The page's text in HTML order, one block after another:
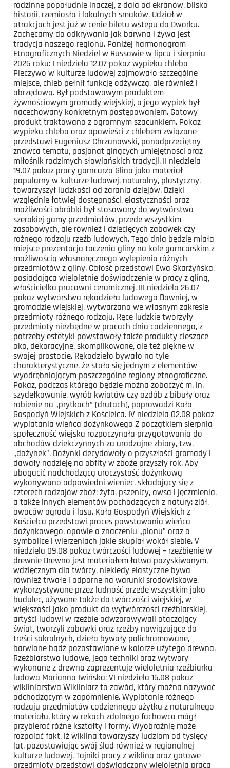
rodzinne popołudnie inaczej, z dala od ekranów, blisko
historii, rzemiosła i lokalnych smaków. Udział w
atrakcjach jest już w cenie biletu wstępu do Dworku.
Zachęcamy do odkrywania jak barwna i żywa jest
tradycja naszego regionu. Poniżej harmonogram
Etnograficznych Niedziel w Russowie w lipcu i sierpniu
2026 roku: I niedziela 12.07 pokaz wypieku chleba
Pieczywo w kulturze ludowej zajmowało szczególne
miejsce, chleb pełnił funkcję odżywczą, ale również i
obrzędową. Był podstawowym produktem
żywnościowym gromady wiejskiej, a jego wypiek był
nacechowany konkretnym postępowaniem. Gotowy
produkt traktowano z ogromnym szacunkiem. Pokaz
wypieku chleba oraz opowieści z chlebem związane
przedstawi Eugeniusz Chrzanowski, ponadprzeciętny
znawca tematu, pasjonat ginących umiejętności oraz
miłośnik rodzimych słowiańskich tradycji. II niedziela
19.07 pokaz pracy garncarza Glina jako materiał
popularny w kulturze ludowej, naturalny, plastyczny,
towarzyszył ludzkości od zarania dziejów. Dzięki
względnie łatwiej dostępności, elastyczności oraz
możliwości obróbki był stosowany do wytwórstwa
szerokiej gamy przedmiotów, przede wszystkim
zasobowych, ale również i dziecięcych zabawek czy
rożnego rodzaju rzeźb ludowych. Tego dnia będzie miała
miejsce prezentacja toczenia gliny na kole garncarskim z
możliwością własnoręcznego wylepienia różnych
przedmiotów z gliny. Całość przedstawi Ewa Skarżyńska,
posiadająca wieloletnie doświadczenie w pracy z gliną,
właścicielka pracowni ceramicznej. III niedziela 26.07
pokaz wytwórstwa rękodzieła ludowego Dawniej, w
gromadzie wiejskiej, wytwarzano we własnym zakresie
przedmioty różnego rodzaju. Ręce ludzkie tworzyły
przedmioty niezbędne w pracach dnia codziennego, z
potrzeby estetyki powstawały także produkty cieszące
oko, dekoracyjne, skomplikowane, ale też piękne w
swojej prostocie. Rękodzieło bywało na tyle
charakterystyczne, że stało się jednym z elementów
wyodrębniającym poszczególne regiony etnograficzne.
Pokaz, podczas którego będzie można zobaczyć m. in.
szydełkowanie, wyrób kwiatów czy ozdób z bibuły oraz
robienie na „prytkach” (drutach), poprowadzi Koło
Gospodyń Wiejskich z Kościelca. IV niedziela 02.08 pokaz
wyplatania wieńca dożynkowego Z początkiem sierpnia
społeczność wiejska rozpoczynała przygotowania do
obchodów dziękczynnych za urodzajne zbiory, tzw.
„dożynek”. Dożynki decydowały o przyszłości gromady i
dawały nadzieję na obfity w zboże przyszły rok. Aby
ubogacić nadchodzącą uroczystość dożynkową
wykonywano odpowiedni wieniec, składający się z
czterech rodzajów zbóż: żyta, pszenicy, owsa i jęczmienia,
a także innych elementów pochodzących z natury: ziół,
owoców ogrodu i lasu. Koło Gospodyń Wiejskich z
Kościelca przedstawi proces powstawania wieńca
dożynkowego, opowie o znaczeniu „plonu” oraz o
symbolice i wierzeniach jakie skupiał wokół siebie. V
niedziela 09.08 pokaz twórczości ludowej – rzeźbienie w
drewnie Drewno jest materiałem łatwo pozyskiwanym,
wdzięcznym dla twórcy, niekiedy elastyczne bywa
również trwałe i odporne na warunki środowiskowe,
wykorzystywane przez ludność przede wszystkim jako
budulec, używane także do twórczości wiejskiej, w
większości jako produkt do wytwórczości rzeźbiarskiej,
artyści ludowi w rzeźbie odwzorowywali otaczający
świat, tworzyli zabawki oraz rzeźby nawiązujące do
treści sakralnych, dzieła bywały polichromowane,
barwione bądź pozostawiane w kolorze użytego drewna.
Rzeźbiarstwo ludowe, jego techniki oraz wytwory
wykonane z drewna zaprezentuje wieloletnia rzeźbiarka
ludowa Marianna Iwińska; VI niedziela 16.08 pokaz
wikliniarstwa Wikliniarz to zawód, który można nazywać
odchodzącym w zapomnienie. Wyplatanie różnego
rodzaju przedmiotów codziennego użytku z naturalnego
materiału, który w rękach zdolnego fachowca mógł
przybierać różne kształty i formy. Wyobraźnię może
rozpalać fakt, iż wiklina towarzyszy ludziom od tysięcy
lat, pozostawiając swój ślad również w regionalnej
kulturze ludowej. Tajniki pracy z wikliną oraz gotowe
przedmioty przedstawi doświadczony wieloletnią pracą